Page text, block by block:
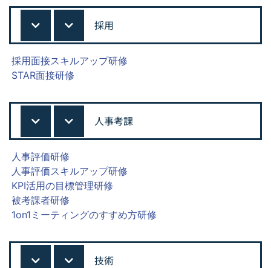
採用
採用面接スキルアップ研修
STAR面接研修
人事考課
人事評価研修
人事評価スキルアップ研修
KPI活用の目標管理研修
被考課者研修
1on1ミーティングのすすめ方研修
技術